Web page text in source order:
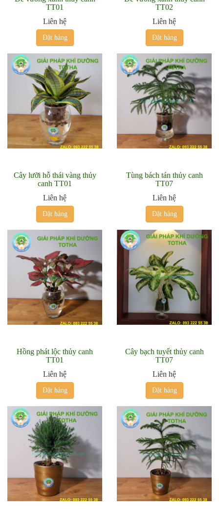
TT01
Liên hệ
Đặt hàng
TT02
Liên hệ
Đặt hàng
Cây lưỡi hỗ thái vàng thủy
canh TT01
Liên hệ
Đặt hàng
Tùng bách tán thủy canh
TT07
Liên hệ
Đặt hàng
Hồng phát lộc thủy canh
TT01
Liên hệ
Đặt hàng
Cây bạch tuyết thủy canh
TT07
Liên hệ
Đặt hàng